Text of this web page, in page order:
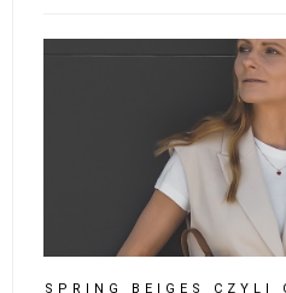
SPRING BEIGES CZYLI